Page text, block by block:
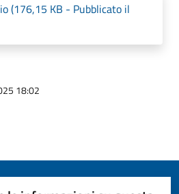
(176,15 KB - Pubblicato il
18:02